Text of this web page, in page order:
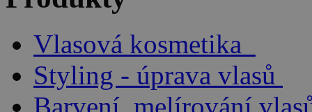
Vlasová kosmetika
Styling - úprava vlasů